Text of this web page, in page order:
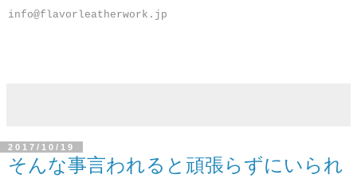
info@flavorleatherwork.jp
2017/10/19
そんな事言われると頑張らずにいられ